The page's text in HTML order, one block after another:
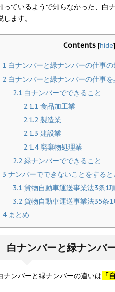
っているようで知らなかった、白
します。
Contents [hide]
1 白ナンバーと緑ナンバーの仕事
2 白ナンバーと緑ナンバーの仕事
2.1 白ナンバーでできること
2.1.1 食品加工業
2.1.2 製造業
2.1.3 建設業
2.1.4廃棄物処理業
2.2 緑ナンバーでできること
3 ナンバーでできないことをする
3.1 貨物自動車運送事業法3条1
3.2 貨物自動車運送事業法35条1
4まとめ
白ナンバーと緑ナンバ
ナンバーと緑ナンバーの違いは 「